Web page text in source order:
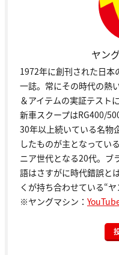
ヤン
1972年に創刊された日本
一誌。常にその時代の熱
＆アイテムの実証テスト
新車スクープはRG400/
30年以上続いている名物
したものが主となってい
ニア世代となる20代。ブ
語はさすがに時代錯誤と
くが持ち合わせている“
※ヤングマシン：